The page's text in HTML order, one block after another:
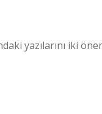
yazılarını iki